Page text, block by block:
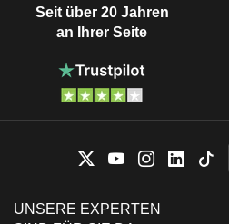
Seit über 20 Jahren
an Ihrer Seite
UNSERE EXPERTEN